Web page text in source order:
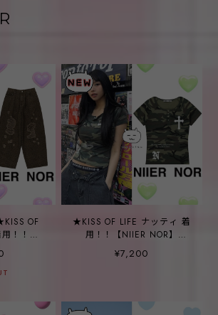
OF
！！
WIDE
★KISS OF LIFE ナッティ 着
用！！【NIIER NOR】
DOWN TEE_CAMO
¥7,200